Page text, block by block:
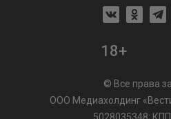
18+
© Все права
ООО Медиахолдинг